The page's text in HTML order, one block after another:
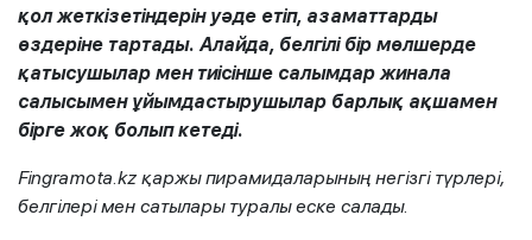
қол жеткізетіндерін уәде етіп, азаматтарды
өздеріне тартады. Алайда, белгілі бір мөлшерде
қатысушылар мен тиісінше салымдар жинала
салысымен ұйымдастырушылар барлық ақшамен
бірге жоқ болып кетеді.
Fingramota.kz қаржы пирамидаларының негізгі түрлері,
белгілері мен сатылары туралы еске салады.